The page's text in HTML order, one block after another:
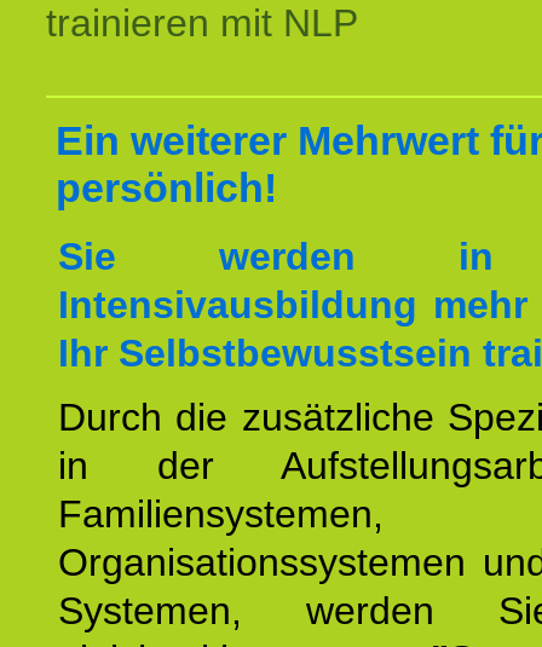
trainieren mit NLP
Ein weiterer Mehrwert
persönlich!
Sie werden in
Intensivausbildung
Ihr Selbstbewusstsein
Durch die zusätzliche
in der
Familiensystemen,
Organisationssystemen
Systemen, werden